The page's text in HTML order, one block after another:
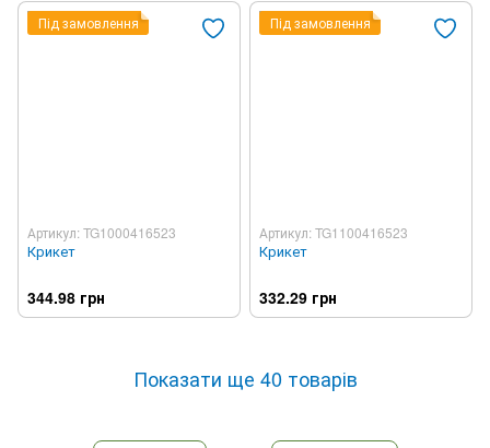
Під замовлення
Артикул: TG1000416523
Крикет
344.98 грн
Під замовлення
Артикул: TG1100416523
Крикет
332.29 грн
Показати ще 40 товарів